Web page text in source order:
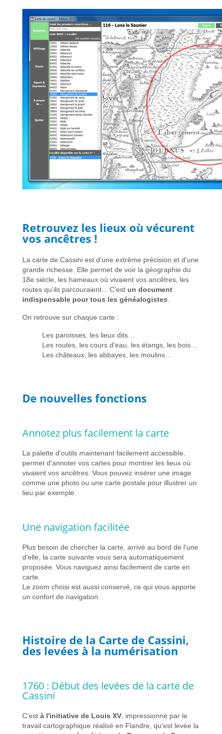
Retrouvez les lieux où vécurent
vos ancêtres !
La carte de Cassini est d'une extrême précision et d'une
grande richesse. Elle permet de voir la géographie du
18e siècle, les hameaux où vivaient vos ancêtres, les
routes qu'ils parcouraient... C'est un document
indispensable pour tous les généalogistes
On retrouve sur chaque carte :
Les paroisses, les lieux dits…
Les routes, les cours d'eau, les étangs, les bois…
Les châteaux, les abbayes, les moulins…
De nouvelles fonctions
Annotez plus facilement la carte
La palette d'outils maintenant facilement accessible,
permet d'annoter vos cartes pour montrer les lieux où
vivaient vos ancêtres. Vous pouvez insérer une image
comme une photo ou une carte postale pour illustrer un
lieu par exemple.
Une navigation facilitée
Plus besoin de chercher la carte, arrivé au bord de l'une
d'elle, la carte suivante vous sera automatiquement
proposée. Vous naviguez ainsi facilement de carte en
carte.
Le zoom choisi est aussi conservé, ce qui vous apporte
un confort de navigation.
Histoire de la Carte de Cassini,
des levées à la numérisation
1760 : Début des levées de la carte de
Cassini
C'est à l'initiative de Louis XV , impressionné par le
travail cartographique réalisé en Flandre, qu'est levée la